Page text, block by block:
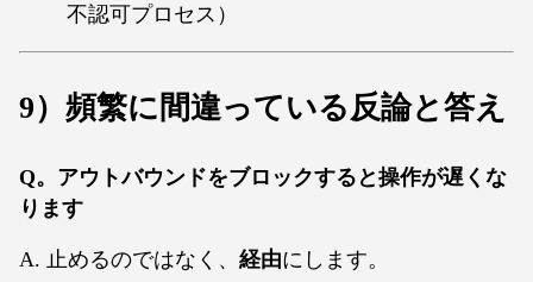
不認可プロセス）
9）頻繁に間違っている反論と答え
Q。アウトバウンドをブロックすると操作が遅くな
ります
A. 止めるのではなく、 経由にします。